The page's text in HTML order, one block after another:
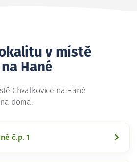
v místě
Hané
Chvalkovice na Hané
doma.
č.p. 1